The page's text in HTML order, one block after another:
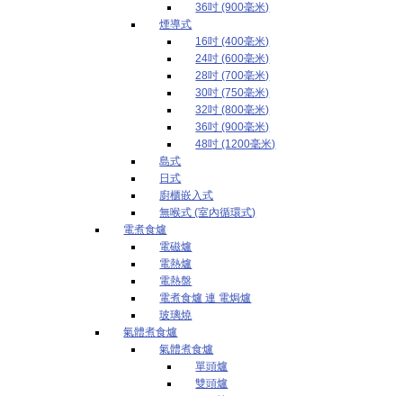
36吋 (900毫米)
煙導式
16吋 (400毫米)
24吋 (600毫米)
28吋 (700毫米)
30吋 (750毫米)
32吋 (800毫米)
36吋 (900毫米)
48吋 (1200毫米)
島式
日式
廚櫃嵌入式
無喉式 (室內循環式)
電煮食爐
電磁爐
電熱爐
電熱盤
電煮食爐 連 電焗爐
玻璃燒
氣體煮食爐
氣體煮食爐
單頭爐
雙頭爐